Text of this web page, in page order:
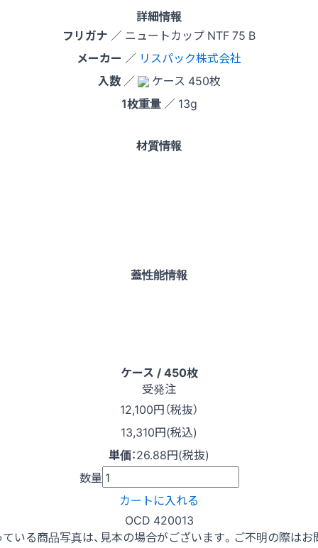
詳細情報
フリガナ ／ ニュートカップ NTF 75 B
メーカー ／ リスパック株式会社
入数／
ケース 450枚
1枚重量／ 13g
材質情報
蓋性能情報
ケース / 450枚
受発注
12,100円（税抜）
13,310円(税込)
単価：26.88円(税抜)
数量
カートに入れる
OCD 420013
いる商品写真は、見本の場合がございます。ご不明の際はお